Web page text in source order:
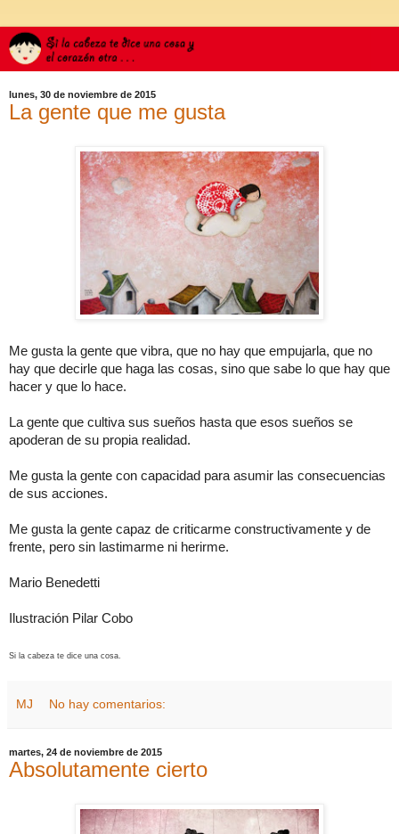
lunes, 30 de noviembre de 2015
La gente que me gusta
Me gusta la gente que vibra, que no hay que empujarla, que no
hay que decirle que haga las cosas, sino que sabe lo que hay que
hacer y que lo hace.
La gente que cultiva sus sueños hasta que esos sueños se
apoderan de su propia realidad.
Me gusta la gente con capacidad para asumir las consecuencias
de sus acciones.
Me gusta la gente capaz de criticarme constructivamente y de
frente, pero sin lastimarme ni herirme.
Mario Benedetti
Ilustración Pilar Cobo
Si la cabeza te dice una cosa.
MJ No hay comentarios:
martes, 24 de noviembre de 2015
Absolutamente cierto